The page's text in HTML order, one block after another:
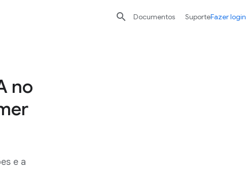
no
e a
 Documentos SuporteFazer login